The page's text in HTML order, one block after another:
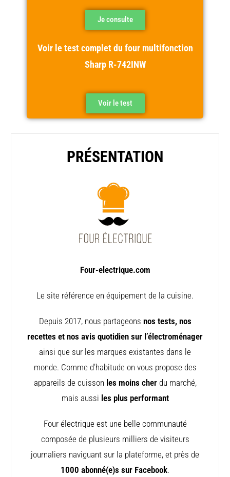
Je consulte
Voir le test complet du four multifonction
Sharp R-742INW
Voir le test
PRÉSENTATION
Four-electrique.com
Le site référence en équipement de la cuisine.
Depuis 2017, nous partageons nos tests, nos
recettes et nos avis quotidien sur l’électroménager
ainsi que sur les marques existantes dans le
monde. Comme d’habitude on vous propose des
appareils de cuisson les moins cherdu marché,
mais aussi les plus performant
Four électrique est une belle communauté
composée de plusieurs milliers de visiteurs
journaliers naviguant sur la plateforme, et près de
1000 abonné(e)s sur Facebook.